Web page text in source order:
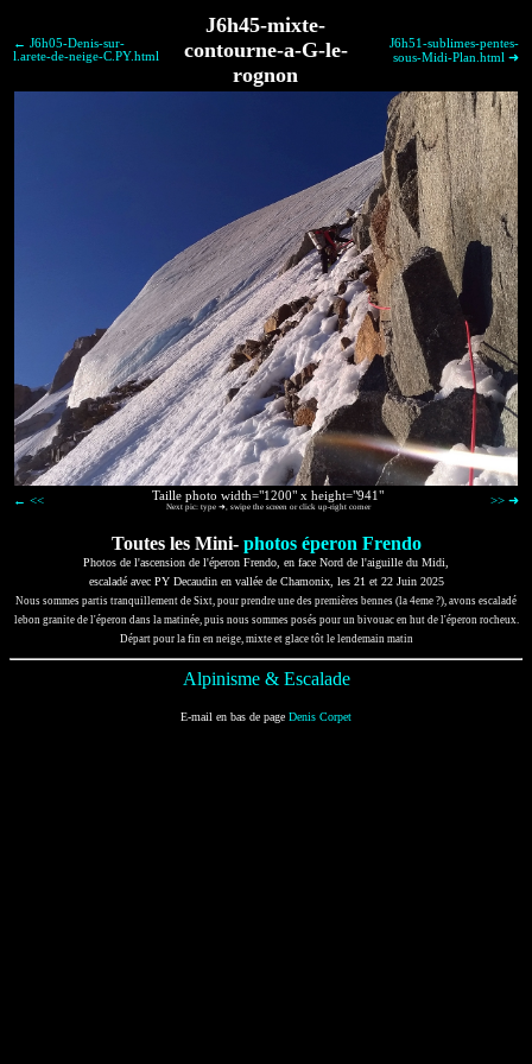
← J6h05-Denis-sur-
l.arete-de-neige-C.PY.html
J6h45-mixte-
contourne-a-G-le-
rognon
J6h51-sublimes-pentes-
sous-Midi-Plan.html ➜
← << Taille photo width="1200" x height="941"
Next pic: type ➜, swipe the screen or click up-right corner >> ➜
Toutes les Mini- photos éperon Frendo
Photos de l'ascension de l'éperon Frendo, en face Nord de l'aiguille du Midi,
escaladé avec PY Decaudin en vallée de Chamonix, les 21 et 22 Juin 2025
Nous sommes partis tranquillement de Sixt, pour prendre une des premières bennes (la 4eme ?), avons escaladé
lebon granite de l'éperon dans la matinée, puis nous sommes posés pour un bivouac en hut de l'éperon rocheux.
Départ pour la fin en neige, mixte et glace tôt le lendemain matin
Alpinisme & Escalade
E-mail en bas de page Denis Corpet